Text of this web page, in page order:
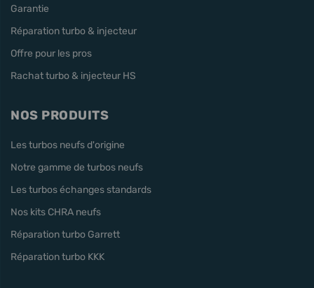
Garantie
Réparation turbo & injecteur
Offre pour les pros
Rachat turbo & injecteur HS
NOS PRODUITS
Les turbos neufs d'origine
Notre gamme de turbos neufs
Les turbos échanges standards
Nos kits CHRA neufs
Réparation turbo Garrett
Réparation turbo KKK